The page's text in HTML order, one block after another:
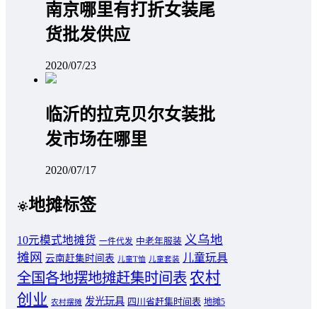
南京哪里有打折女装尾
货批发供应
2020/07/23
临沂的拉克贝尔女装批
发市场在哪里
2020/07/17
地摊标签
10元模式地摊货 一件代发 中老年服装 义乌地
摊网 云南赶集时间表 儿童T恤 儿童套装 儿童玩具
全国各地摆地摊赶集时间表 农村
创业 农村摆摊 发光玩具 四川省赶集时间表 地摊5